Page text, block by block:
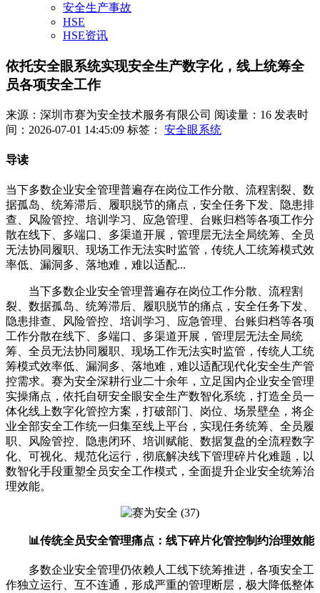
安全生产事故
HSE
HSE资讯
依托安全眼系统实现安全生产数字化，线上统筹全
员各项安全工作
来源：深圳市赛为安全技术服务有限公司 阅读量：16 发表时
间：2026-07-01 14:45:09 标签： 安全眼系统
导读
当下多数企业安全管理普遍存在岗位工作分散、流程割裂、数
据孤岛、统筹滞后、履职脱节的痛点，安全任务下发、隐患排
查、风险管控、培训学习、应急管理、台账归档等各项工作分
散在线下、多端口、多渠道开展，管理层无法全局统筹、全员
无法协同履职、现场工作无法实时监管，传统人工统筹模式效
率低、漏洞多、落地难，难以适配...
当下多数企业安全管理普遍存在岗位工作分散、流程割
裂、数据孤岛、统筹滞后、履职脱节的痛点，安全任务下发、
隐患排查、风险管控、培训学习、应急管理、台账归档等各项
工作分散在线下、多端口、多渠道开展，管理层无法全局统
筹、全员无法协同履职、现场工作无法实时监管，传统人工统
筹模式效率低、漏洞多、落地难，难以适配现代化安全生产管
控需求。赛为安全深耕行业二十余年，立足国内企业安全管理
实操痛点，依托自研安全眼安全生产数智化系统，打造全员一
体化线上数字化管控方案，打破部门、岗位、场景壁垒，将企
业全部安全工作统一归集至线上平台，实现任务统筹、全员履
职、风险管控、隐患闭环、培训赋能、数据复盘的全流程数字
化、可视化、规范化运行，彻底解决线下管理碎片化难题，以
数智化手段重塑全员安全工作模式，全面提升企业安全统筹治
理效能。
📊传统全员安全管理痛点：线下碎片化管控制约治理效能
多数企业安全管理仍依赖人工线下统筹推进，各项安全工
作独立运行、互不连通，形成严重的管理断层，极大降低整体